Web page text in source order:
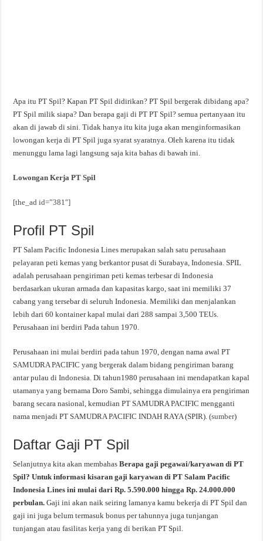
Apa itu PT Spil? Kapan PT Spil didirikan? PT Spil bergerak dibidang apa?
PT Spil milik siapa? Dan berapa gaji di PT PT Spil? semua pertanyaan itu
akan di jawab di sini. Tidak hanya itu kita juga akan menginformasikan
lowongan kerja di PT Spil juga syarat syaratnya. Oleh karena itu tidak
menunggu lama lagi langsung saja kita bahas di bawah ini.
Lowongan Kerja PT Spil
[the_ad id=”381″]
Profil PT Spil
PT Salam Pacific Indonesia Lines merupakan salah satu perusahaan
pelayaran peti kemas yang berkantor pusat di Surabaya, Indonesia. SPIL
adalah perusahaan pengiriman peti kemas terbesar di Indonesia
berdasarkan ukuran armada dan kapasitas kargo, saat ini memiliki 37
cabang yang tersebar di seluruh Indonesia. Memiliki dan menjalankan
lebih dari 60 kontainer kapal mulai dari 288 sampai 3,500 TEUs.
Perusahaan ini berdiri Pada tahun 1970.
Perusahaan ini mulai berdiri pada tahun 1970, dengan nama awal PT
SAMUDRA PACIFIC yang bergerak dalam bidang pengiriman barang
antar pulau di Indonesia. Di tahun1980 perusahaan ini mendapatkan kapal
utamanya yang bernama Doro Sambi, sehingga dimulainya era pengiriman
barang secara nasional, kemudian PT SAMUDRA PACIFIC mengganti
nama menjadi PT SAMUDRA PACIFIC INDAH RAYA (SPIR). (sumber)
Daftar Gaji PT Spil
Selanjutnya kita akan membahasBerapa gaji pegawai/karyawan di PT
Spil? Untuk informasi kisaran gaji karyawan di PT Salam Pacific
Indonesia Lines ini mulai dari Rp. 5.590.000 hingga Rp. 24.000.000
perbulan. Gaji ini akan naik seiring lamanya kamu bekerja di PT Spil dan
gaji ini juga belum termasuk bonus per tahunnya juga tunjangan
tunjangan atau fasilitas kerja yang di berikan PT Spil.